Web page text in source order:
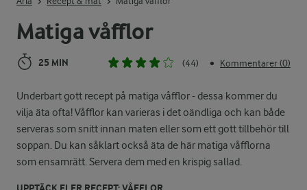
Matiga våfflor
25 MIN (44) • Kommentarer (0)
Underbart gott recept på matiga våfflor - dessa kommer du
vilja äta ofta! Våfflor kan varieras i det oändliga och kan både
serveras som snitt innan maten eller som ett gott tillbehör till
soppan. Du kan såklart också äta de här matiga våfflorna
som ensamrätt. Servera dem med en krispig sallad.